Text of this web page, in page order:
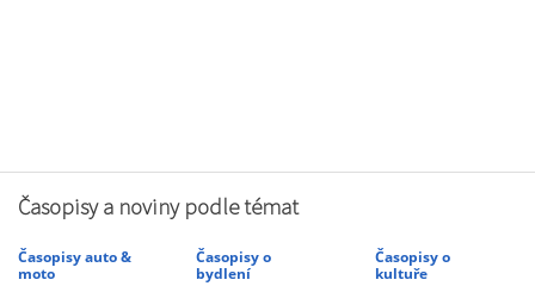
Časopisy a noviny podle témat
Časopisy auto &
moto
Časopisy o
bydlení
Časopisy o
kultuře